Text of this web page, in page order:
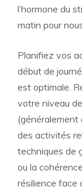
l’hormone du
matin pour
Planifiez vos
début de
est optimale.
votre niveau
(généralement
des activités
techniques de
ou la
résilience face